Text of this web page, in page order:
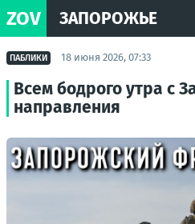
ZOV ЗАПОРОЖЬЕ
ПАБЛИКИ 18 июня 2026, 07:33
Всем бодрого утра с
направления